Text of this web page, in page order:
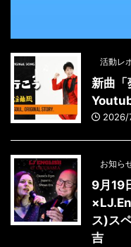
活動レ
新曲「
2026/
お知ら
9月19
ス)ス
吉